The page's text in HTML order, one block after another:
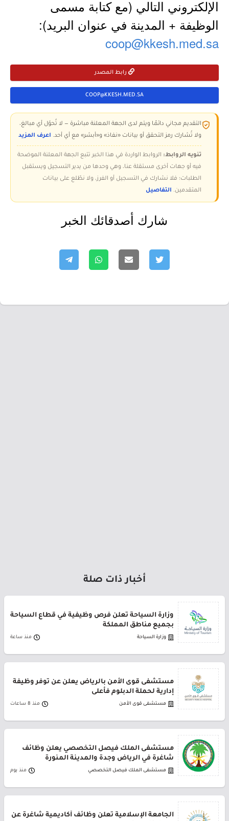
الإلكتروني التالي (مع كتابة مسمى
الوظيفة + المدينة في عنوان البريد):
coop@kkesh.med.sa
رابط المصدر
COOP@KKESH.MED.SA
التقديم مجاني دائمًا ويتم لدى الجهة المعلنة مباشرة — لا تُحوّل أي مبالغ،
ولا تُشارك رمز التحقق أو بيانات «نفاذ» و«أبشر» مع أي أحد. اعرف المزيد
تنويه الروابط: الروابط الواردة في هذا الخبر تتبع الجهة المعلنة الموضحة
فيه أو جهات أخرى مستقلة عنا، وهي وحدها من يدير التسجيل ويستقبل
الطلبات؛ فلا نشارك في التسجيل أو الفرز، ولا نطّلع على بيانات
المتقدمين. التفاصيل
شارك أصدقائك الخبر
أخبار ذات صلة
وزارة السياحة تعلن فرص وظيفية في قطاع السياحة
بجميع مناطق المملكة
وزارة السياحة منذ ساعة
مستشفى قوى الأمن بالرياض يعلن عن توفر وظيفة
إدارية لحملة الدبلوم فأعلى
مستشفى قوى الأمن منذ 8 ساعات
مستشفى الملك فيصل التخصصي يعلن وظائف
شاغرة في الرياض وجدة والمدينة المنورة
مستشفى الملك فيصل التخصصي منذ يوم
الجامعة الإسلامية تعلن وظائف أكاديمية شاغرة عن